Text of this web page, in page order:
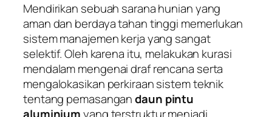
Mendirikan sebuah sarana hunian yang
aman dan berdaya tahan tinggi memerlukan
sistem manajemen kerja yang sangat
selektif. Oleh karena itu, melakukan kurasi
mendalam mengenai draf rencana serta
mengalokasikan perkiraan sistem teknik
tentang pemasangandaun pintu